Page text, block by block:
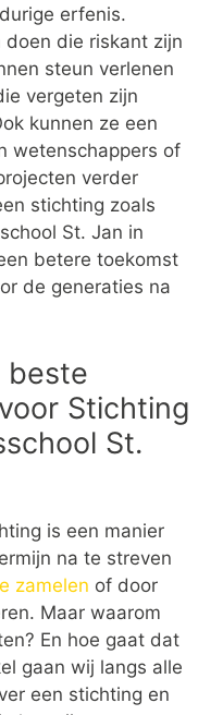
erfenis.
die riskant zijn
steun verlenen
vergeten zijn
kunnen ze een
wetenschappers of
verder
stichting zoals
St. Jan in
betere toekomst
de generaties na
beste
Stichting
St.
is een manier
na te streven
zamelen of door
Maar waarom
En hoe gaat dat
gaan wij langs alle
een stichting en